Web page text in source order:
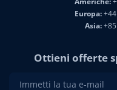
Europa:
Asia:
Ottieni offerte